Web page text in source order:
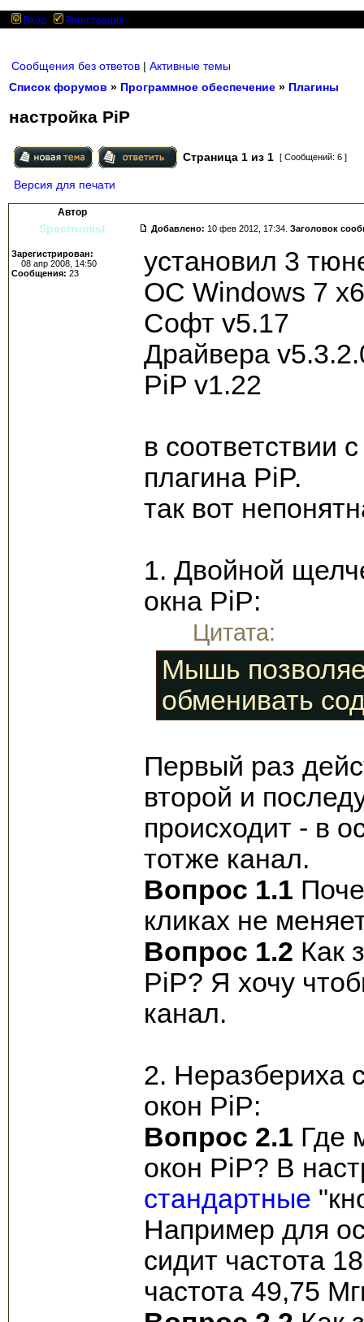
Вход Регистрация
Сообщения без ответов | Активные темы
Список форумов » Программное обеспечение » Плагины
настройка PiP
Страница 1 из 1 [ Сообщений: 6 ]
Версия для печати
Автор
Spectrumist Добавлено: 10 фев 2012, 17:34. Заголовок
Зарегистрирован:
08 апр 2008, 14:50
Сообщения: 23
установил 3
ОС Windows 7
Софт v5.17
Драйвера
PiP v1.22
в соответствии
плагина PiP.
так вот
1. Двойной
окна PiP:
Цитата:
Мышь
обменивать
Первый раз
второй и
происходит - в
тотже канал.
Вопрос 1.1
кликах не
Вопрос 1.2 Как
PiP? Я хочу
канал.
2. Неразбериха
окон PiP:
Вопрос 2.1 Где
окон PiP? В
стандартные
Например для
сидит частота
частота 49,75